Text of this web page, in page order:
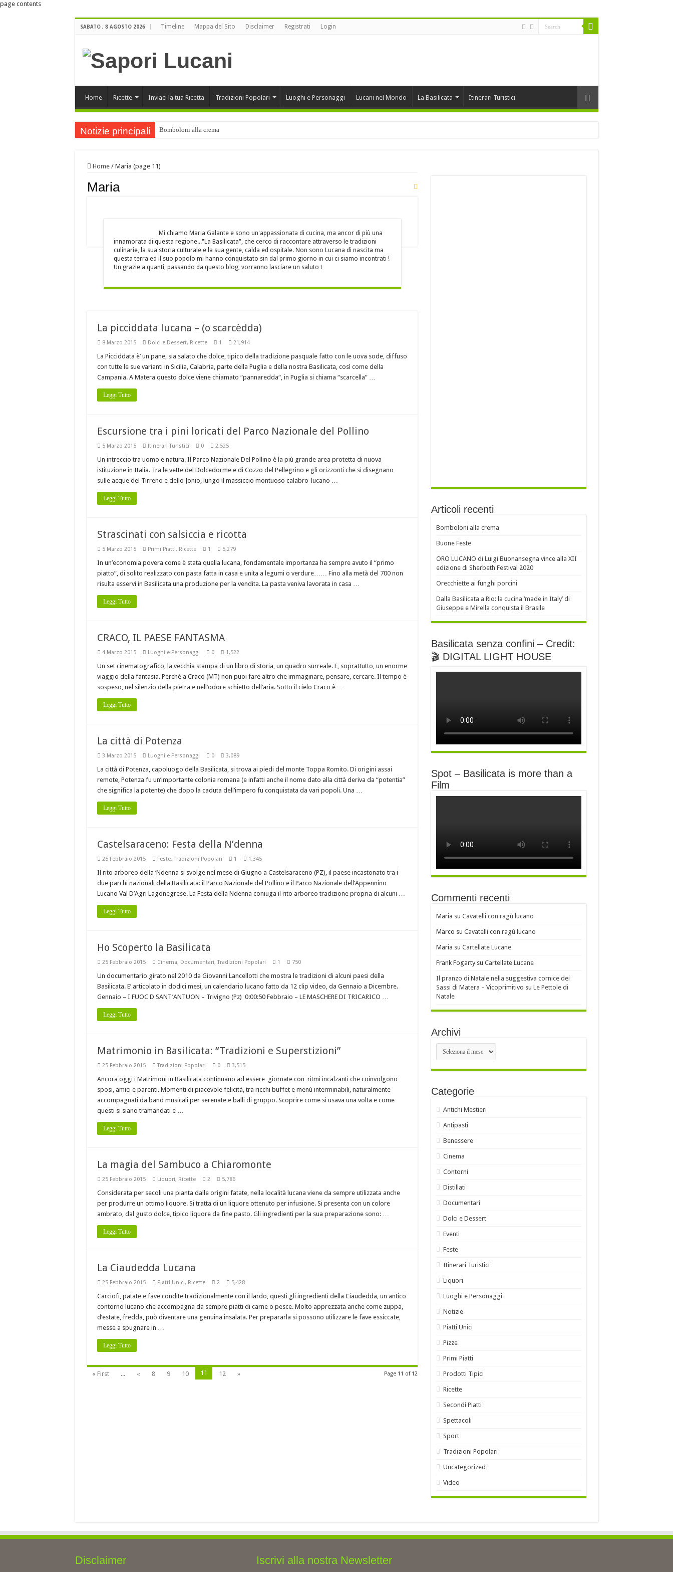
page contents
SABATO , 8 AGOSTO 2026 Timeline Mappa del Sito Disclaimer Registrati Login
Home Ricette Inviaci la tua Ricetta Tradizioni Popolari Luoghi e Personaggi Lucani nel Mondo La Basilicata Itinerari Turistici
Notizie principali Bomboloni alla crema
È DELLA BASILICATA LA MIGLIORE CUCINA REGIONALE D’ITALIA !
Costine di maiale con peperoni rossi sott’aceto
Home / Maria (page 11)
Maria
Mi chiamo Maria Galante e sono un'appassionata di cucina, ma ancor di più una
innamorata di questa regione..."La Basilicata", che cerco di raccontare attraverso le tradizioni
culinarie, la sua storia culturale e la sua gente, calda ed ospitale. Non sono Lucana di nascita ma
questa terra ed il suo popolo mi hanno conquistato sin dal primo giorno in cui ci siamo incontrati !
Un grazie a quanti, passando da questo blog, vorranno lasciare un saluto !
La picciddata lucana – (o scarcèdda)
8 Marzo 2015 Dolci e Dessert, Ricette 1 21,914
La Picciddata è’ un pane, sia salato che dolce, tipico della tradizione pasquale fatto con le uova sode, diffuso
con tutte le sue varianti in Sicilia, Calabria, parte della Puglia e della nostra Basilicata, così come della
Campania. A Matera questo dolce viene chiamato “pannaredda“, in Puglia si chiama “scarcella” …
Leggi Tutto
Escursione tra i pini loricati del Parco Nazionale del Pollino
5 Marzo 2015 Itinerari Turistici 0 2,525
Un intreccio tra uomo e natura. Il Parco Nazionale Del Pollino è la più grande area protetta di nuova
istituzione in Italia. Tra le vette del Dolcedorme e di Cozzo del Pellegrino e gli orizzonti che si disegnano
sulle acque del Tirreno e dello Jonio, lungo il massiccio montuoso calabro-lucano …
Leggi Tutto
Strascinati con salsiccia e ricotta
5 Marzo 2015 Primi Piatti, Ricette 1 5,279
In un’economia povera come è stata quella lucana, fondamentale importanza ha sempre avuto il “primo
piatto”, di solito realizzato con pasta fatta in casa e unita a legumi o verdure…… Fino alla metà del 700 non
risulta esservi in Basilicata una produzione per la vendita. La pasta veniva lavorata in casa …
Leggi Tutto
CRACO, IL PAESE FANTASMA
4 Marzo 2015 Luoghi e Personaggi 0 1,522
Un set cinematografico, la vecchia stampa di un libro di storia, un quadro surreale. E, soprattutto, un enorme
viaggio della fantasia. Perché a Craco (MT) non puoi fare altro che immaginare, pensare, cercare. Il tempo è
sospeso, nel silenzio della pietra e nell’odore schietto dell’aria. Sotto il cielo Craco è …
Leggi Tutto
La città di Potenza
3 Marzo 2015 Luoghi e Personaggi 0 3,089
La città di Potenza, capoluogo della Basilicata, si trova ai piedi del monte Toppa Romito. Di origini assai
remote, Potenza fu un’importante colonia romana (e infatti anche il nome dato alla città deriva da “potentia”
che significa la potente) che dopo la caduta dell’impero fu conquistata da vari popoli. Una …
Leggi Tutto
Castelsaraceno: Festa della N’denna
25 Febbraio 2015 Feste,Tradizioni Popolari 1 1,345
Il rito arboreo della ‘Ndenna si svolge nel mese di Giugno a Castelsaraceno (PZ), il paese incastonato tra i
due parchi nazionali della Basilicata: il Parco Nazionale del Pollino e il Parco Nazionale dell’Appennino
Lucano Val D’Agri Lagonegrese. La Festa della Ndenna coniuga il rito arboreo tradizione propria di alcuni …
Leggi Tutto
Ho Scoperto la Basilicata
25 Febbraio 2015 Cinema, Documentari,Tradizioni Popolari 1 750
Un documentario girato nel 2010 da Giovanni Lancellotti che mostra le tradizioni di alcuni paesi della
Basilicata. E’ articolato in dodici mesi, un calendario lucano fatto da 12 clip video, da Gennaio a Dicembre.
Gennaio – I FUOC D SANT’ANTUON – Trivigno (Pz) 0:00:50 Febbraio – LE MASCHERE DI TRICARICO …
Leggi Tutto
Matrimonio in Basilicata: “Tradizioni e Superstizioni”
25 Febbraio 2015 Tradizioni Popolari 0 3,515
Ancora oggi i Matrimoni in Basilicata continuano ad essere giornate con ritmi incalzanti che coinvolgono
sposi, amici e parenti. Momenti di piacevole felicità, tra ricchi buffet e menù interminabili, naturalmente
accompagnati da band musicali per serenate e balli di gruppo. Scoprire come si usava una volta e come
questi si siano tramandati e …
Leggi Tutto
La magia del Sambuco a Chiaromonte
25 Febbraio 2015 Liquori, Ricette 2 5,786
Considerata per secoli una pianta dalle origini fatate, nella località lucana viene da sempre utilizzata anche
per produrre un ottimo liquore. Si tratta di un liquore ottenuto per infusione. Si presenta con un colore
ambrato, dal gusto dolce, tipico liquore da fine pasto. Gli ingredienti per la sua preparazione sono: …
Leggi Tutto
La Ciaudedda Lucana
25 Febbraio 2015 Piatti Unici, Ricette 2 5,428
Carciofi, patate e fave condite tradizionalmente con il lardo, questi gli ingredienti della Ciaudedda, un antico
contorno lucano che accompagna da sempre piatti di carne o pesce. Molto apprezzata anche come zuppa,
d’estate, fredda, può diventare una genuina insalata. Per prepararla si possono utilizzare le fave essiccate,
messe a spugnare in …
Leggi Tutto
Page 11 of 12
« First ... « 8 9 10 11 12 »
Articoli recenti
Bomboloni alla crema
Buone Feste
ORO LUCANO di Luigi Buonansegna vince alla XII
edizione di Sherbeth Festival 2020
Orecchiette ai funghi porcini
Dalla Basilicata a Rio: la cucina ‘made in Italy’ di
Giuseppe e Mirella conquista il Brasile
Basilicata senza confini – Credit:
🎬 DIGITAL LIGHT HOUSE
Spot – Basilicata is more than a
Film
Commenti recenti
Maria su Cavatelli con ragù lucano
Marco su Cavatelli con ragù lucano
Maria su Cartellate Lucane
Frank Fogartysu Cartellate Lucane
Il pranzo di Natale nella suggestiva cornice dei
Sassi di Matera – Vicoprimitivo su Le Pettole di
Natale
Archivi
Archivi
Categorie
Antichi Mestieri
Antipasti
Benessere
Cinema
Contorni
Distillati
Documentari
Dolci e Dessert
Eventi
Feste
Itinerari Turistici
Liquori
Luoghi e Personaggi
Notizie
Piatti Unici
Pizze
Primi Piatti
Prodotti Tipici
Ricette
Secondi Piatti
Spettacoli
Sport
Tradizioni Popolari
Uncategorized
Video
Disclaimer Iscrivi alla nostra Newsletter